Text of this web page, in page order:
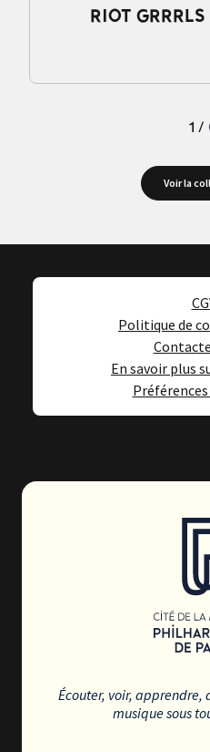
RIOT GRRRLS
1 /
Voir la
Politique de
En savoir plus